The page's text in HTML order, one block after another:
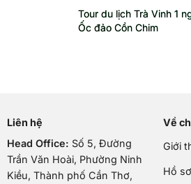
Tour du lịch Trà Vinh 1
Ốc đảo Cồn Chim
Liên hệ
Head Office: Số 5, Đường
Trần Văn Hoài, Phường Ninh
Kiều, Thành phố Cần Thơ,
Về
Giới
Hồ